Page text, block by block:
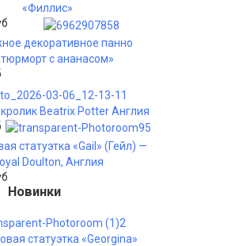
«Филлис»
декоративное панно
с ананасом»
кролик Beatrix Potter Англия
статуэтка «Gail» (Гейл) —
Doulton, Англия
Новинки
статуэтка «Georgina»